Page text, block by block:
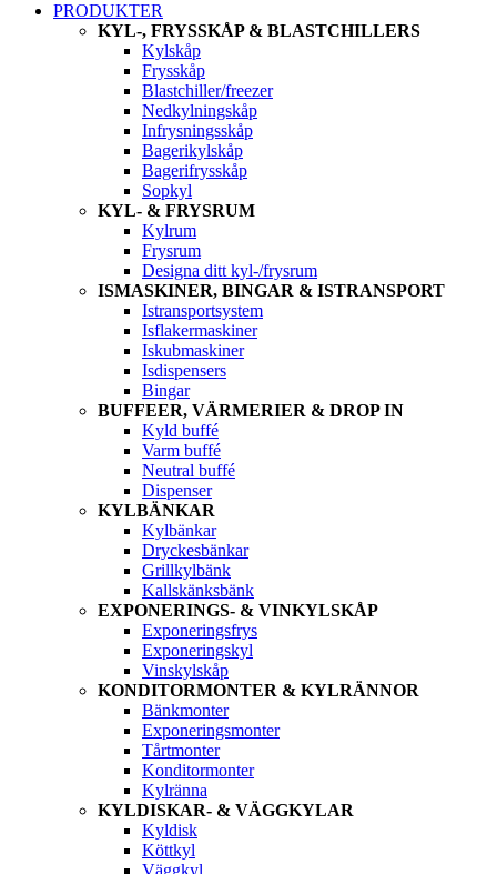
PRODUKTER
KYL-, FRYSSKÅP & BLASTCHILLERS
Kylskåp
Frysskåp
Blastchiller/freezer
Nedkylningskåp
Infrysningsskåp
Bagerikylskåp
Bagerifrysskåp
Sopkyl
KYL- & FRYSRUM
Kylrum
Frysrum
Designa ditt kyl-/frysrum
ISMASKINER, BINGAR & ISTRANSPORT
Istransportsystem
Isflakermaskiner
Iskubmaskiner
Isdispensers
Bingar
BUFFEER, VÄRMERIER & DROP IN
Kyld buffé
Varm buffé
Neutral buffé
Dispenser
KYLBÄNKAR
Kylbänkar
Dryckesbänkar
Grillkylbänk
Kallskänksbänk
EXPONERINGS- & VINKYLSKÅP
Exponeringsfrys
Exponeringskyl
Vinskylskåp
KONDITORMONTER & KYLRÄNNOR
Bänkmonter
Exponeringsmonter
Tårtmonter
Konditormonter
Kylränna
KYLDISKAR- & VÄGGKYLAR
Kyldisk
Köttkyl
Väggkyl